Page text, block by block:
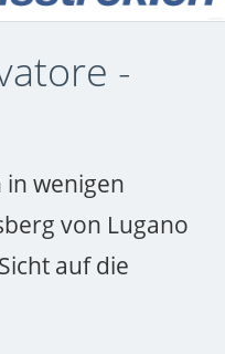
-
wenigen
von Lugano
auf die